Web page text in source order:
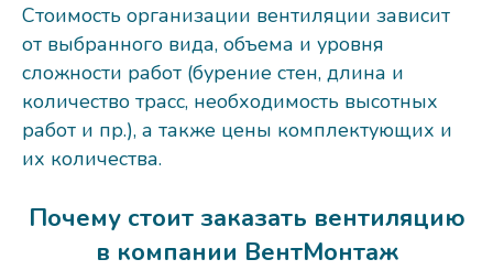
Стоимость организации вентиляции зависит
от выбранного вида, объема и уровня
сложности работ (бурение стен, длина и
количество трасс, необходимость высотных
работ и пр.), а также цены комплектующих и
их количества.
Почему стоит заказать вентиляцию
в компании ВентМонтаж